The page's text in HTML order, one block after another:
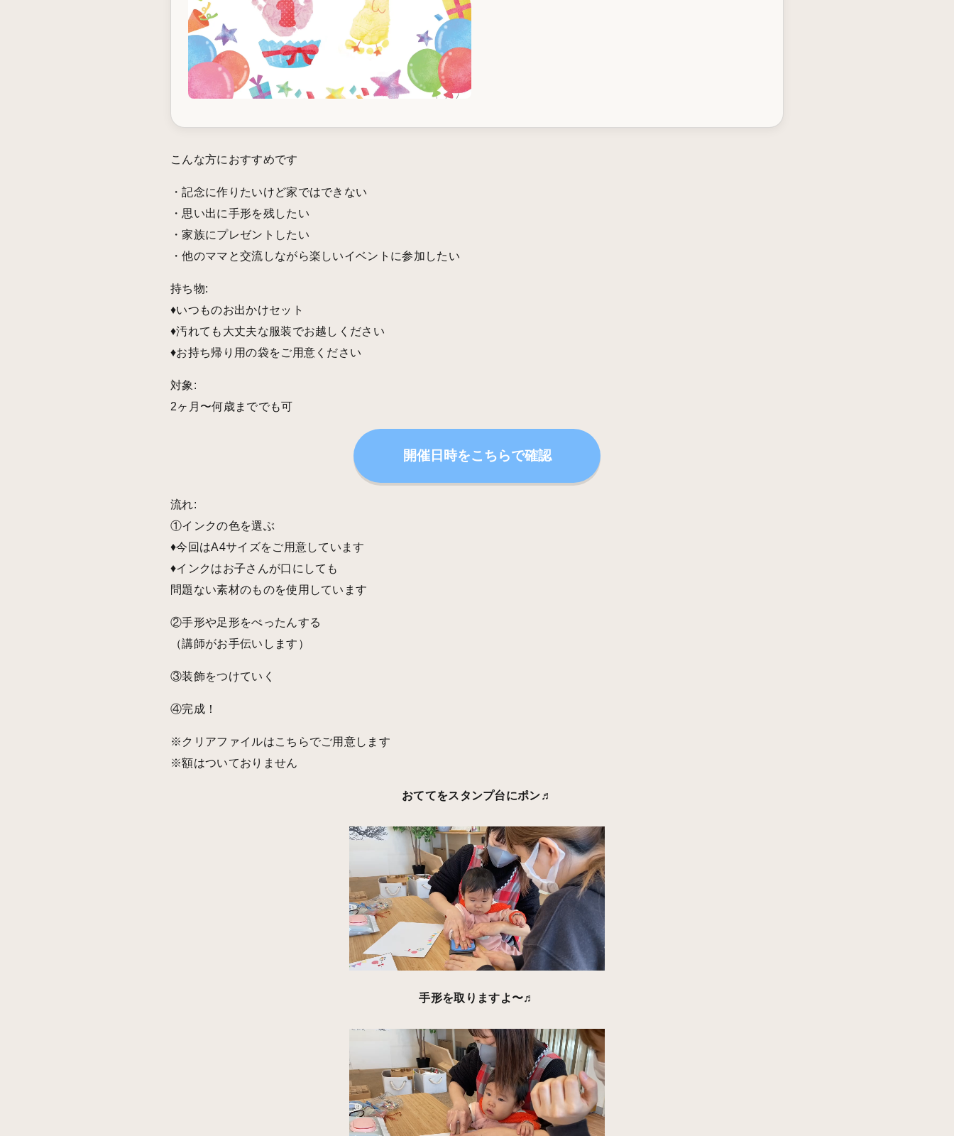
こんな方におすすめです
・記念に作りたいけど家ではできない
・思い出に手形を残したい
・家族にプレゼントしたい
・他のママと交流しながら楽しいイベントに参加したい
持ち物:
♦︎いつものお出かけセット
♦︎汚れても大丈夫な服装でお越しください
♦︎お持ち帰り用の袋をご用意ください
対象:
2ヶ月〜何歳まででも可
開催日時をこちらで確認
流れ:
①インクの色を選ぶ
♦︎今回はA4サイズをご用意しています
♦︎インクはお子さんが口にしても
問題ない素材のものを使用しています
②手形や足形をぺったんする
（講師がお手伝いします）
③装飾をつけていく
④完成！
※クリアファイルはこちらでご用意します
※額はついておりません
おててをスタンプ台にポン♬
手形を取りますよ〜♬